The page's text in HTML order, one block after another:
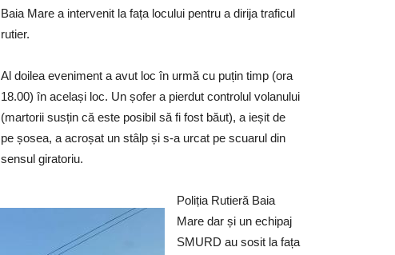
Baia Mare a intervenit la fața locului pentru a dirija traficul
rutier.
Al doilea eveniment a avut loc în urmă cu puțin timp (ora
18.00) în același loc. Un șofer a pierdut controlul volanului
(martorii susțin că este posibil să fi fost băut), a ieșit de
pe șosea, a acroșat un stâlp și s-a urcat pe scuarul din
sensul giratoriu.
Poliția Rutieră Baia
Mare dar și un echipaj
SMURD au sosit la fața